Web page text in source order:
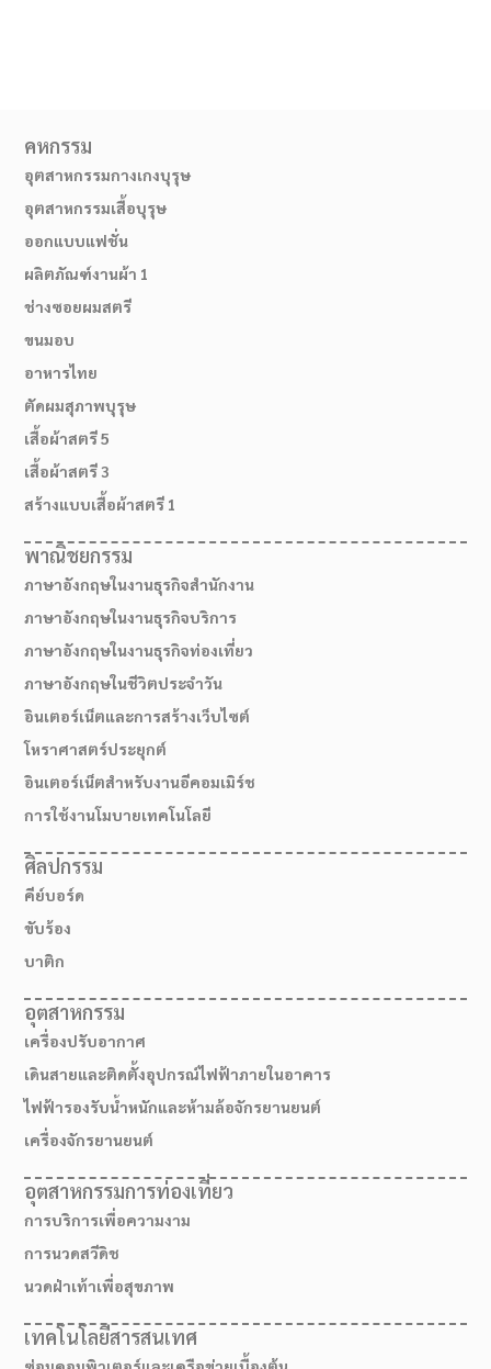
เส้นทางมาโรงเรียน
คหกรรม
อุตสาหกรรมกางเกงบุรุษ
อุตสาหกรรมเสื้อบุรุษ
ออกแบบแฟชั่น
ผลิตภัณฑ์งานผ้า 1
ช่างซอยผมสตรี
ขนมอบ
อาหารไทย
ตัดผมสุภาพบุรุษ
เสื้อผ้าสตรี 5
เสื้อผ้าสตรี 3
สร้างแบบเสื้อผ้าสตรี 1
พาณิชยกรรม
ภาษาอังกฤษในงานธุรกิจสำนักงาน
ภาษาอังกฤษในงานธุรกิจบริการ
ภาษาอังกฤษในงานธุรกิจท่องเที่ยว
ภาษาอังกฤษในชีวิตประจำวัน
อินเตอร์เน็ตและการสร้างเว็บไซต์
โหราศาสตร์ประยุกต์
อินเตอร์เน็ตสำหรับงานอีคอมเมิร์ช
การใช้งานโมบายเทคโนโลยี
ศิลปกรรม
คีย์บอร์ด
ขับร้อง
บาติก
อุตสาหกรรม
เครื่องปรับอากาศ
เดินสายและติดตั้งอุปกรณ์ไฟฟ้าภายในอาคาร
ไฟฟ้ารองรับน้ำหนักและห้ามล้อจักรยานยนต์
เครื่องจักรยานยนต์
อุตสาหกรรมการท่องเที่ยว
การบริการเพื่อความงาม
การนวดสวีดิช
นวดฝ่าเท้าเพื่อสุขภาพ
เทคโนโลยีสารสนเทศ